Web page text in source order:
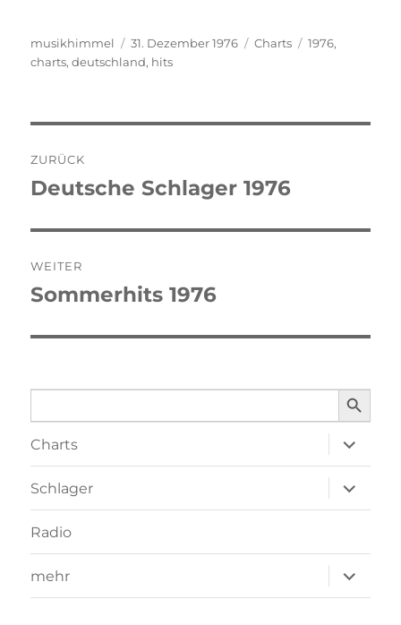
Autor
musikhimmel
Veröffentlicht
am
31. Dezember 1976 Kategorien
Charts Schlagwörter
1976,
charts,deutschland, hits
ZURÜCK
Vorheriger
Deutsche Schlager 1976
WEITER
Nächster
Sommerhits 1976
Search
SEARCH
Charts
öffnen
Schlager
öffnen
Radio
mehr
öffnen